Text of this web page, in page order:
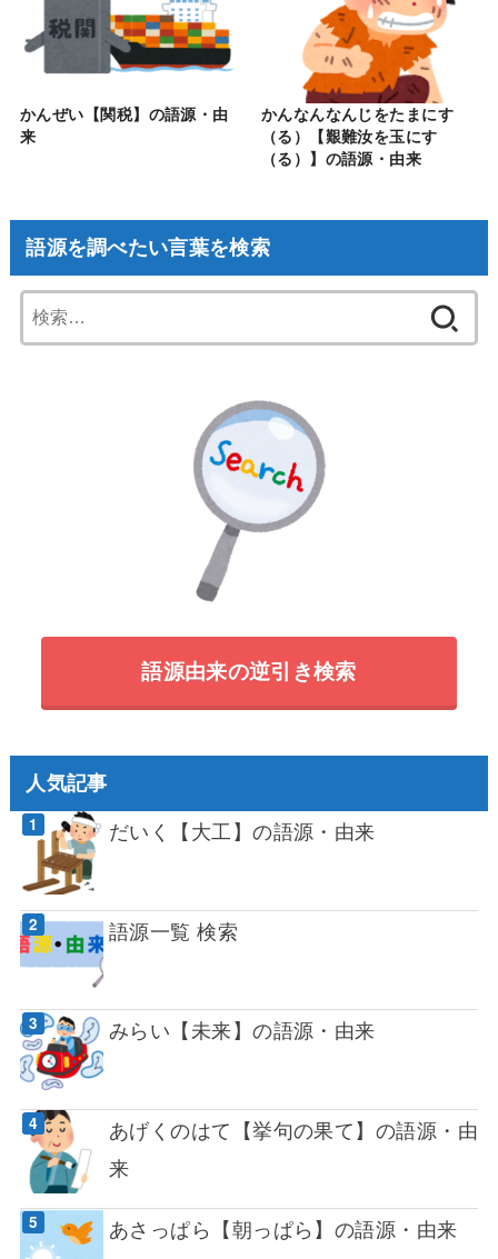
かんぜい【関税】の語源・由
来
かんなんなんじをたまにす
（る）【艱難汝を玉にす
（る）】の語源・由来
語源を調べたい言葉を検索
索:
語源由来の逆引き検索
人気記事
だいく【大工】の語源・由来
語源一覧 検索
みらい【未来】の語源・由来
あげくのはて【挙句の果て】の語源・由
来
あさっぱら【朝っぱら】の語源・由来